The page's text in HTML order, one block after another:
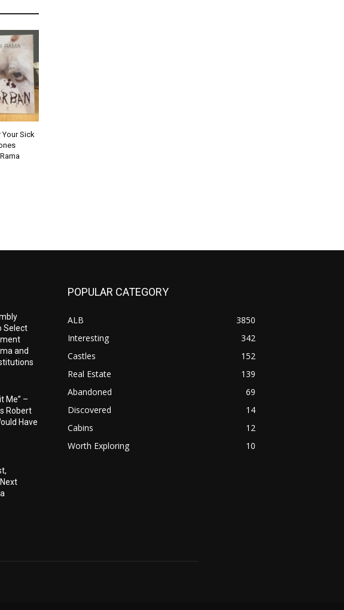
Your Sick
Select
and
Me” –
Robert
Have
POPULAR CATEGORY
ALB
3850
Interesting
342
Castles
152
Real Estate
139
Abandoned
69
Discovered
14
Cabins
12
Worth Exploring
10